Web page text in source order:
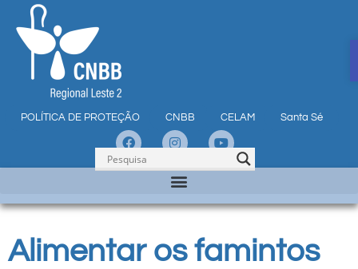
POLÍTICA DE PROTEÇÃO CNBB CELAM Santa Sé
Alimentar os famintos